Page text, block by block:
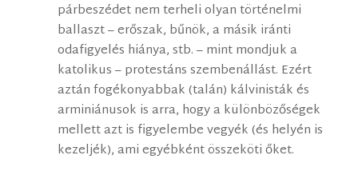
párbeszédet nem terheli olyan történelmi
ballaszt – erőszak, bűnök, a másik iránti
odafigyelés hiánya, stb. – mint mondjuk a
katolikus – protestáns szembenállást. Ezért
aztán fogékonyabbak (talán) kálvinisták és
arminiánusok is arra, hogy a különbözőségek
mellett azt is figyelembe vegyék (és helyén is
kezeljék), ami egyébként összeköti őket.